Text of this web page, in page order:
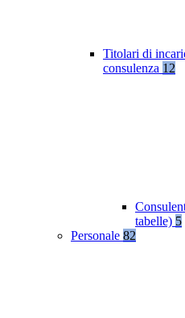
Titolari di
consulenza 12
tabelle) 5
Personale 82